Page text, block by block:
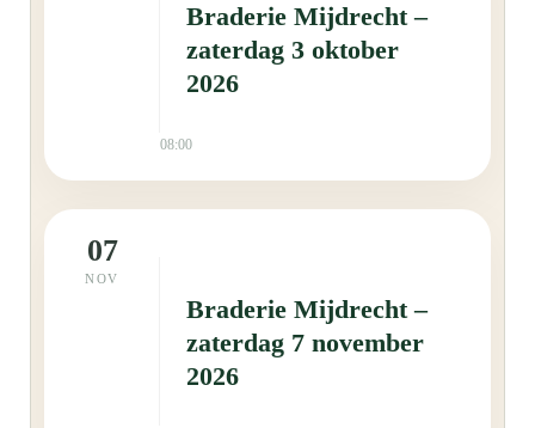
Braderie Mijdrecht –
zaterdag 3 oktober
2026
08:00
07
NOV
Braderie Mijdrecht –
zaterdag 7 november
2026